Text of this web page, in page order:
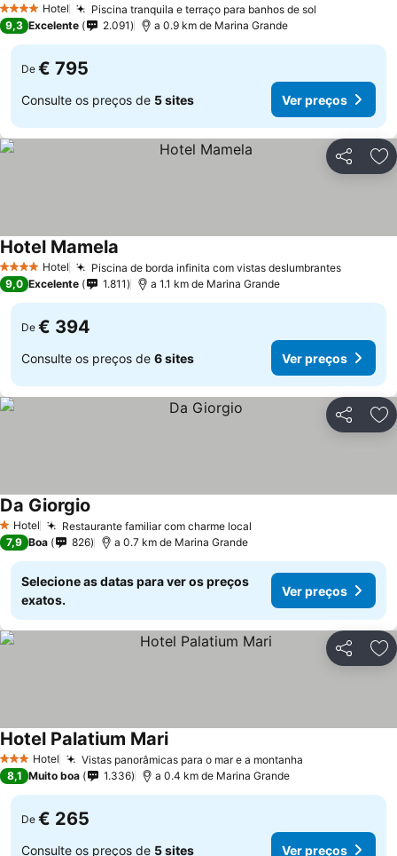
4 EstrelasHotel Piscina tranquila e terraço para banhos de sol
9,3 Excelente 2.091 a 0.9 km de Marina Grande
De € 795
Consulte os preços de 5 sites Ver preços
Partilhar
4 EstrelasHotel Piscina de borda infinita com vistas deslumbrantes
Hotel Mamela
9,0 Excelente 1.811 a 1.1 km de Marina Grande
De € 394
Consulte os preços de 6 sites Ver preços
Partilhar
1 Estrelas
Hotel Restaurante familiar com charme local
Da Giorgio
7,9 Boa 826 a 0.7 km de Marina Grande
Selecione as datas para ver os preços
exatos.
Ver preços
Partilhar
3 EstrelasHotel Vistas panorâmicas para o mar e a montanha
Hotel Palatium Mari
8,1 Muito boa 1.336 a 0.4 km de Marina Grande
De € 265
Consulte os preços de 5 sites Ver preços